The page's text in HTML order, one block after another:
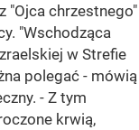
"Ojca chrzestnego"
"Wschodząca
w Strefie
polegać - mówią
- Z tym
krwią,